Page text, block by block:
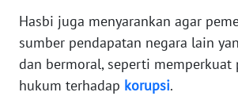
Hasbi juga menyarankan agar
sumber pendapatan negara lain
dan bermoral, seperti memperkuat
hukum terhadap korupsi.
WN
BANTEN